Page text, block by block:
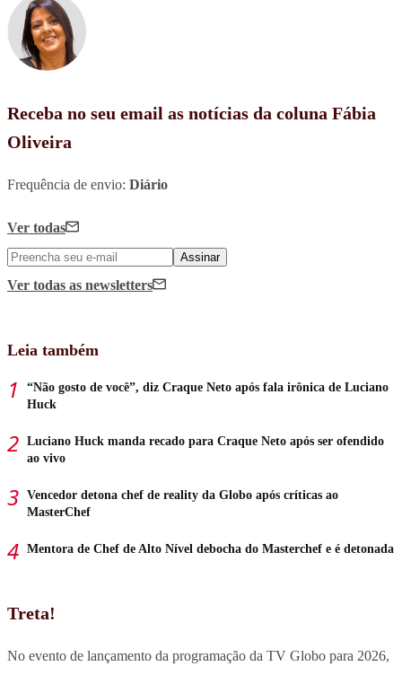
Receba no seu email as notícias da coluna Fábia
Oliveira
Frequência de envio: Diário
Ver todas
Assinar
Ver todas as newsletters
Leia também
“Não gosto de você”, diz Craque Neto após fala irônica de Luciano
Huck
Luciano Huck manda recado para Craque Neto após ser ofendido
ao vivo
Vencedor detona chef de reality da Globo após críticas ao
MasterChef
Mentora de Chef de Alto Nível debocha do Masterchef e é detonada
Treta!
No evento de lançamento da programação da TV Globo para 2026,